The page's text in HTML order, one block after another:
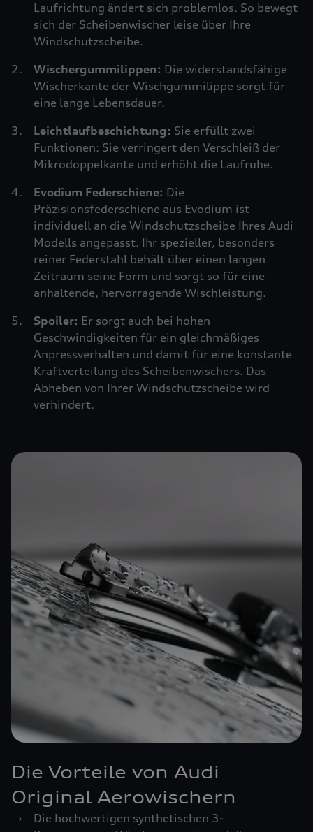
Laufrichtung ändert sich problemlos. So bewegt
sich der Scheibenwischer leise über Ihre
Windschutzscheibe.
Wischergummilippen: Die widerstandsfähige
Wischerkante der Wischgummilippe sorgt für
eine lange Lebensdauer.
Leichtlaufbeschichtung: Sie erfüllt zwei
Funktionen: Sie verringert den Verschleiß der
Mikrodoppelkante und erhöht die Laufruhe.
Evodium Federschiene: Die
Präzisionsfederschiene aus Evodium ist
individuell an die Windschutzscheibe Ihres Audi
Modells angepasst. Ihr spezieller, besonders
reiner Federstahl behält über einen langen
Zeitraum seine Form und sorgt so für eine
anhaltende, hervorragende Wischleistung.
Spoiler: Er sorgt auch bei hohen
Geschwindigkeiten für ein gleichmäßiges
Anpressverhalten und damit für eine konstante
Kraftverteilung des Scheibenwischers. Das
Abheben von Ihrer Windschutzscheibe wird
verhindert.
Die Vorteile von Audi
Original Aerowischern
›
Die hochwertigen synthetischen 3-